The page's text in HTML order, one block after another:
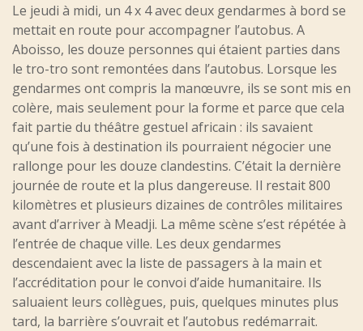
Le jeudi à midi, un 4 x 4 avec deux gendarmes à bord se
mettait en route pour accompagner l’autobus. A
Aboisso, les douze personnes qui étaient parties dans
le tro-tro sont remontées dans l’autobus. Lorsque les
gendarmes ont compris la manœuvre, ils se sont mis en
colère, mais seulement pour la forme et parce que cela
fait partie du théâtre gestuel africain : ils savaient
qu’une fois à destination ils pourraient négocier une
rallonge pour les douze clandestins. C’était la dernière
journée de route et la plus dangereuse. Il restait 800
kilomètres et plusieurs dizaines de contrôles militaires
avant d’arriver à Meadji. La même scène s’est répétée à
l’entrée de chaque ville. Les deux gendarmes
descendaient avec la liste de passagers à la main et
l’accréditation pour le convoi d’aide humanitaire. Ils
saluaient leurs collègues, puis, quelques minutes plus
tard, la barrière s’ouvrait et l’autobus redémarrait.